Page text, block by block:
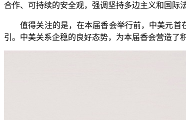
合作、可持续的安全观，强调坚持多边主义和国际
值得关注的是，在本届香会举行前，中美元首在
引。中美关系企稳的良好态势，为本届香会营造了